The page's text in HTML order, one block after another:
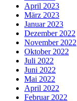
April 2023
März 2023
Januar 2023
Dezember 2022
November 2022
Oktober 2022
Juli 2022
Juni 2022
Mai 2022
April 2022
Februar 2022